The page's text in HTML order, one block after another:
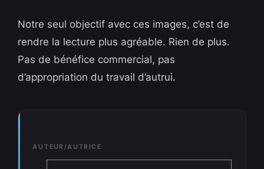
Notre seul objectif avec ces images, c’est de
rendre la lecture plus agréable. Rien de plus.
Pas de bénéfice commercial, pas
d’appropriation du travail d’autrui.
AUTEUR/AUTRICE